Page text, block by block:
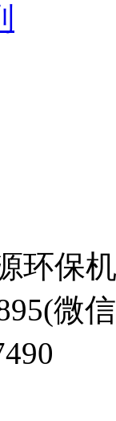
环保
微